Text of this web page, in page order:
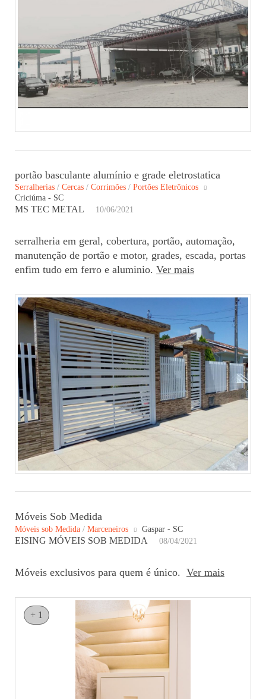
portão basculante alumínio e grade eletrostatica
Serralherias / Cercas / Corrimões / Portões Eletrônicos
Criciúma - SC
MS TEC METAL 10/06/2021
serralheria em geral, cobertura, portão, automação,
manutenção de portão e motor, grades, escada, portas
enfim tudo em ferro e aluminio. Ver mais
Móveis Sob Medida
Móveis sob Medida / Marceneiros Gaspar - SC
EISING MÓVEIS SOB MEDIDA 08/04/2021
Móveis exclusivos para quem é único. Ver mais
+ 1